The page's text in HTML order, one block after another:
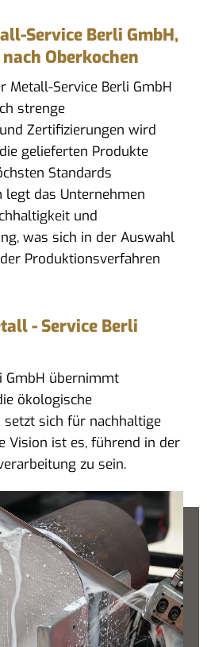
Service Berli GmbH,
Oberkochen
Metall-Service Berli GmbH
strenge
Zertifizierungen wird
gelieferten Produkte
Standards
legt das Unternehmen
und
was sich in der Auswahl
Produktionsverfahren
- Service Berli
GmbH übernimmt
ökologische
sich für nachhaltige
Vision ist es, führend in der
zu sein.